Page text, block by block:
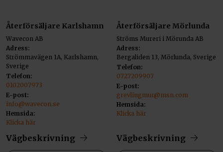
Återförsäljare Karlshamn
Wavecon AB
Adress:
Strömmavägen 1A, Karlshamn,
Sverige
Telefon:
0102007973
E-post:
info@wavecon.se
Hemsida:
Klicka här
Vägbeskrivning
Återförsäljare Mörlunda
Ströms Mureri i Mörunda AB
Adress:
Bergaliden 13, Mörlunda, Sverige
Telefon:
0727209907
E-post:
grevlingmur@msn.com
Hemsida:
Klicka här
Vägbeskrivning